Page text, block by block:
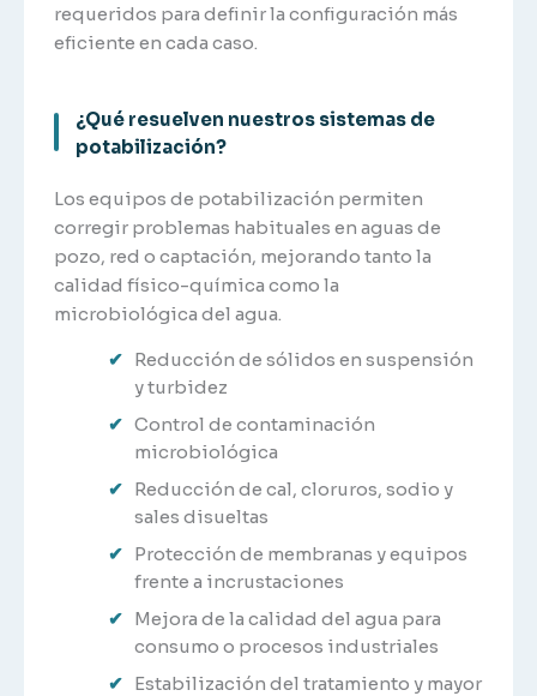
requeridos para definir la configuración más
eficiente en cada caso.
¿Qué resuelven nuestros sistemas de
potabilización?
Los equipos de potabilización permiten
corregir problemas habituales en aguas de
pozo, red o captación, mejorando tanto la
calidad físico-química como la
microbiológica del agua.
Reducción de sólidos en suspensión
y turbidez
Control de contaminación
microbiológica
Reducción de cal, cloruros, sodio y
sales disueltas
Protección de membranas y equipos
frente a incrustaciones
Mejora de la calidad del agua para
consumo o procesos industriales
Estabilización del tratamiento y mayor